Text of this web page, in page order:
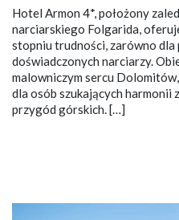
Hotel Armon 4*, położony
narciarskiego Folgarida,
stopniu trudności, zarówno dla
doświadczonych narciarzy.
malowniczym sercu
dla osób szukających harmonii
przygód górskich. […]